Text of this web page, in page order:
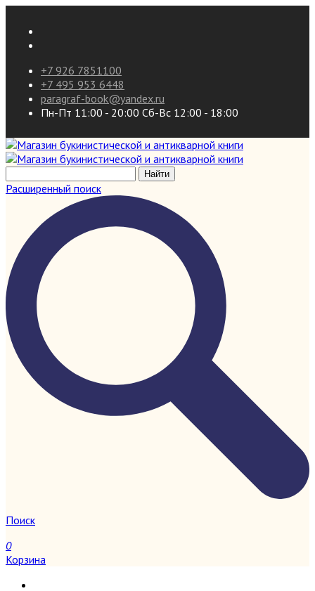
+7 926 7851100
+7 495 953 6448
paragraf-book@yandex.ru
Пн-Пт 11:00 - 20:00 Сб-Вс 12:00 - 18:00
Расширенный поиск
Поиск
0
Корзина